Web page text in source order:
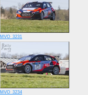
MVO_3231
MVO_3234